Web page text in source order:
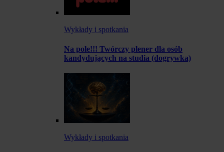
Wykłady i spotkania
Na pole!!! Twórczy plener dla osób
kandydujących na studia (dogrywka)
Wykłady i spotkania